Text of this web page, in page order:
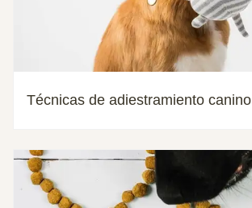
Técnicas de adiestramiento canino